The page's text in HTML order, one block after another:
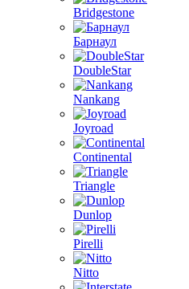
Bridgestone
Барнаул
DoubleStar
Nankang
Joyroad
Continental
Triangle
Dunlop
Pirelli
Nitto